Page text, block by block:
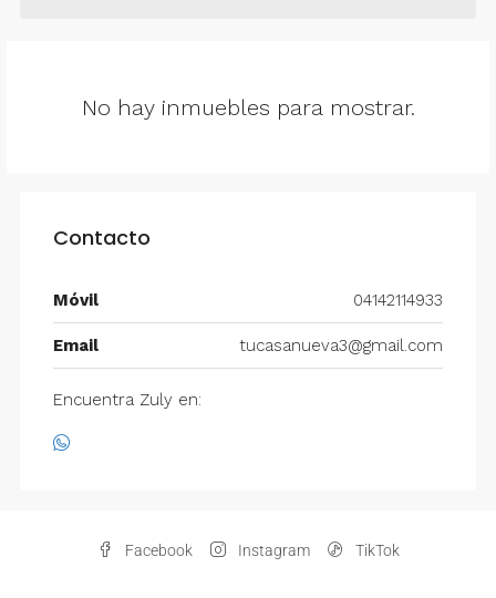
No hay inmuebles para mostrar.
Contacto
Móvil 04142114933
Email tucasanueva3@gmail.com
Encuentra Zuly en:
Facebook Instagram TikTok